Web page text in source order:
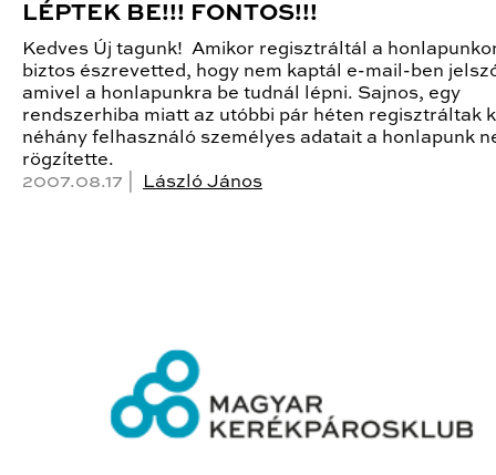
LÉPTEK BE!!! FONTOS!!!
Kedves Új tagunk! Amikor regisztráltál a
biztos észrevetted, hogy nem kaptál e-mail-ben
amivel a honlapunkra be tudnál lépni. Sajnos, egy
rendszerhiba miatt az utóbbi pár héten regisztráltak
néhány felhasználó személyes adatait a honlapunk
rögzítette.
2007.08.17 |
László János